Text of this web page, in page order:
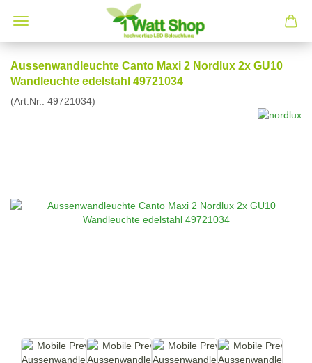
Aussenwandleuchte Canto Maxi 2 Nordlux 2x GU10
Wandleuchte edelstahl 49721034
(Art.Nr.: 49721034)